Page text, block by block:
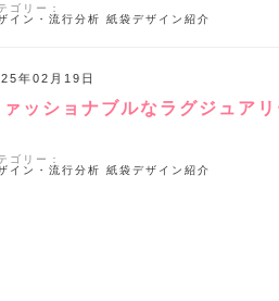
ゴリー：
イン・流行分析
紙袋デザイン紹介
ァッショナブルなラグジュア
年02月19日
ゴリー：
イン・流行分析
紙袋デザイン紹介